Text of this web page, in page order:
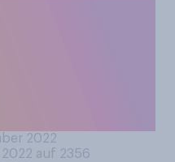
2022
2022 auf 2356